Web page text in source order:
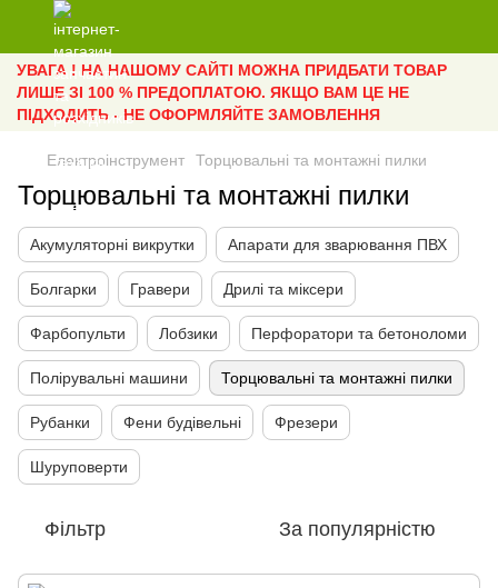
УВАГА ! НА НАШОМУ САЙТІ МОЖНА ПРИДБАТИ ТОВАР
ЛИШЕ ЗІ 100 % ПРЕДОПЛАТОЮ. ЯКЩО ВАМ ЦЕ НЕ
ПІДХОДИТЬ - НЕ ОФОРМЛЯЙТЕ ЗАМОВЛЕННЯ
Електроінструмент Торцювальні та монтажні пилки
Торцювальні та монтажні пилки
Акумуляторні викрутки Апарати для зварювання ПВХ
Болгарки Гравери Дрилі та міксери
Фарбопульти Лобзики Перфоратори та бетоноломи
Полірувальні машини Торцювальні та монтажні пилки
Рубанки Фени будівельні Фрезери
Шуруповерти
Фільтр За популярністю